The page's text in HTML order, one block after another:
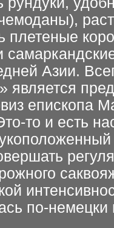
плетеные
Азии.
является
епископа
то и есть
по-